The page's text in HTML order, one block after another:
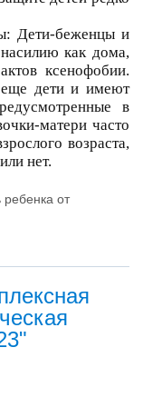
беженцы и
как дома,
ксенофобии.
дети и имеют
в
матери часто
возраста,
нет.
от